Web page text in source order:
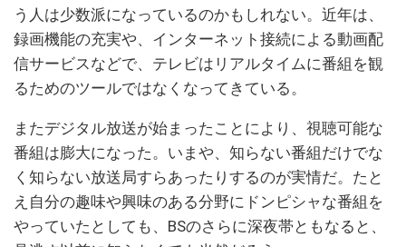
う人は少数派になっているのかもしれない。近年は、
録画機能の充実や、インターネット接続による動画配
信サービスなどで、テレビはリアルタイムに番組を観
るためのツールではなくなってきている。
またデジタル放送が始まったことにより、視聴可能な
番組は膨大になった。いまや、知らない番組だけでな
く知らない放送局すらあったりするのが実情だ。たと
え自分の趣味や興味のある分野にドンピシャな番組を
やっていたとしても、BSのさらに深夜帯ともなると、